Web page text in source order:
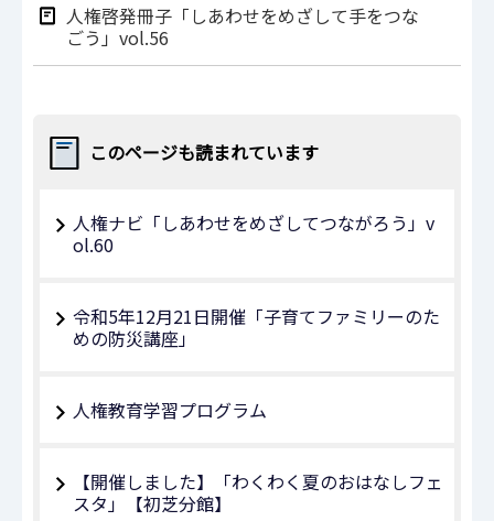
人権啓発冊子「しあわせをめざして手をつな
ごう」vol.56
このページも読まれています
人権ナビ「しあわせをめざしてつながろう」v
ol.60
令和5年12月21日開催「子育てファミリーのた
めの防災講座」
人権教育学習プログラム
【開催しました】「わくわく夏のおはなしフェ
スタ」【初芝分館】